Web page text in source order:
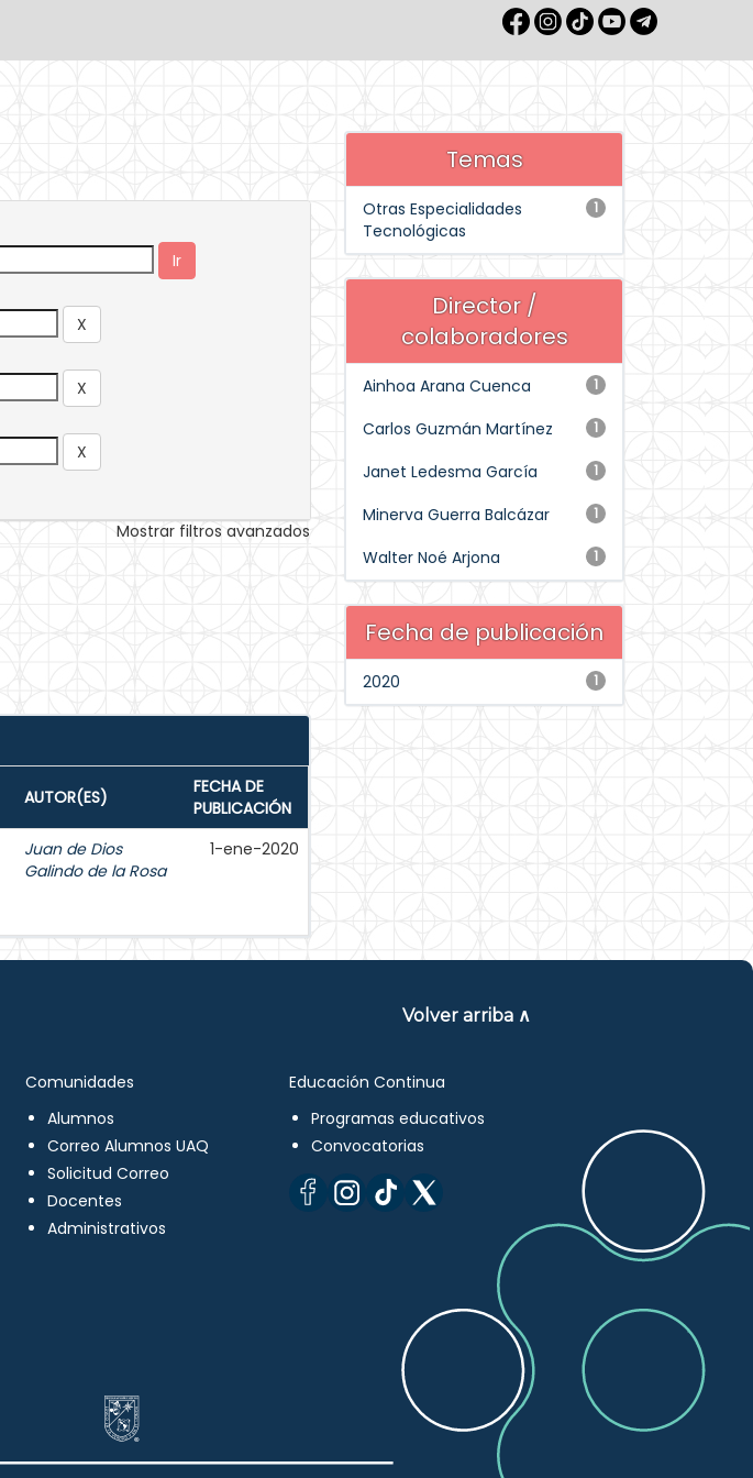
Mostrar filtros avanzados
AUTOR(ES)
FECHA DE
PUBLICACIÓN
Juan de Dios
Galindo de la Rosa
1-ene-2020
Temas
1
Otras Especialidades
Tecnológicas
Director /
colaboradores
1
Ainhoa Arana Cuenca
1
Carlos Guzmán Martínez
1
Janet Ledesma García
1
Minerva Guerra Balcázar
1
Walter Noé Arjona
Fecha de publicación
1
2020
Volver arriba ∧
Comunidades
Alumnos
Correo Alumnos UAQ
Solicitud Correo
Docentes
Administrativos
Educación Continua
Programas educativos
Convocatorias